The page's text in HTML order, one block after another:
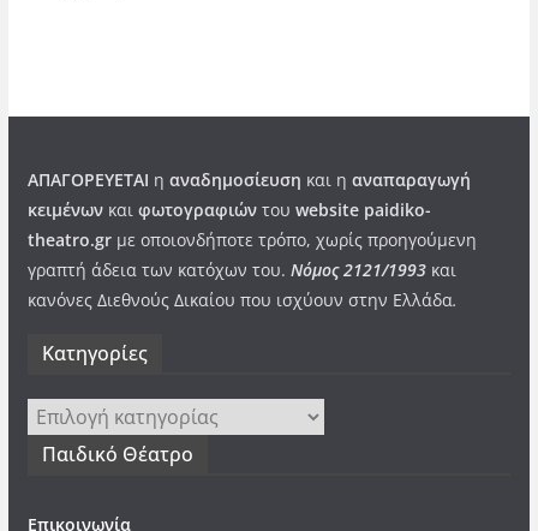
ΑΠΑΓΟΡΕΥΕΤΑΙ η αναδημοσίευση και η αναπαραγωγή
κειμένωνκαι φωτογραφιώντου website paidiko-
theatro.grμε οποιονδήποτε τρόπο, χωρίς προηγούμενη
γραπτή άδεια των κατόχων του. Νόμος 2121/1993και
κανόνες Διεθνούς Δικαίου που ισχύουν στην Ελλάδα.
Kατηγορίες
Kατηγορίες
Παιδικό Θέατρο
Επικοινωνία